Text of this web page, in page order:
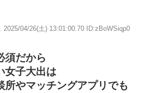
2025/04/26(土) 13:01:00.70 ID:zBoWSiqp0
須だから
女子大出は
所やマッチングアプリでも